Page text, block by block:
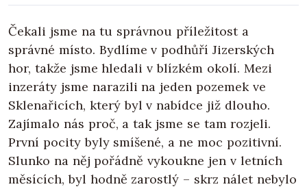
Čekali jsme na tu správnou příležitost a
správné místo. Bydlíme v podhůří Jizerských
hor, takže jsme hledali v blízkém okolí. Mezi
inzeráty jsme narazili na jeden pozemek ve
Sklenařicích, který byl v nabídce již dlouho.
Zajímalo nás proč, a tak jsme se tam rozjeli.
První pocity byly smíšené, a ne moc pozitivní.
Slunko na něj pořádně vykoukne jen v letních
měsících, byl hodně zarostlý – skrz nálet nebylo